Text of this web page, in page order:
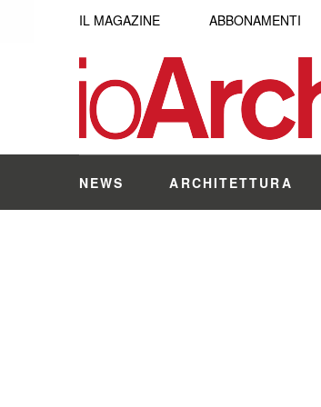
IL MAGAZINE ABBONAMENTI
NEWS ARCHITETTURA